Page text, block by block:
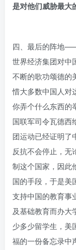
是对他们威胁最
四、最后的阵地
世界经济集团对中
不断的歌功颂德的
惜大多数中国人对
你弄个什么东西的
国联军司令瓦德西
团运动已经证明了
反抗不会停止，无
制这个国家，因此
国的手段，于是
支持中国的教育事
及基础教育而办大
少多少留学生，美
福的一份备忘录中